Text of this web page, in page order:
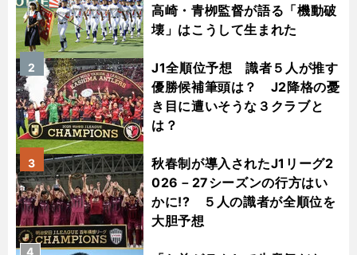
高崎・青栁監督が語る「機動破
壊」はこうして生まれた
J1全順位予想 識者５人が推す
優勝候補筆頭は？ J2降格の憂
き目に遭いそうな３クラブと
は？
2
秋春制が導入されたJ1リーグ2
026－27シーズンの行方はい
かに!? ５人の識者が全順位を
大胆予想
3
4